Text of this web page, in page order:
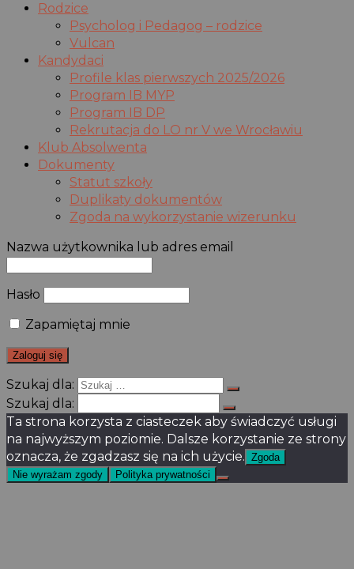
Rodzice
Psycholog i Pedagog – rodzice
Vulcan
Kandydaci
Profile klas pierwszych 2025/2026
Program IB MYP
Program IB DP
Rekrutacja do LO nr V we Wrocławiu
Klub Absolwenta
Dokumenty
Statut szkoły
Duplikaty dokumentów
Zgoda na wykorzystanie wizerunku
Nazwa użytkownika lub adres email
Hasło
Zapamiętaj mnie
Szukaj dla:
Szukaj dla:
Ta strona korzysta z ciasteczek aby świadczyć usługi
na najwyższym poziomie. Dalsze korzystanie ze strony
oznacza, że zgadzasz się na ich użycie. Zgoda
Nie wyrażam zgody
Polityka prywatności